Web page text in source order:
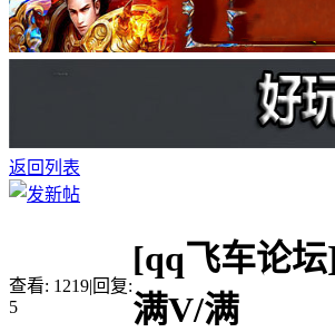
返回列表
查看: 1219|回复:
5
[qq飞车论坛
满V/满